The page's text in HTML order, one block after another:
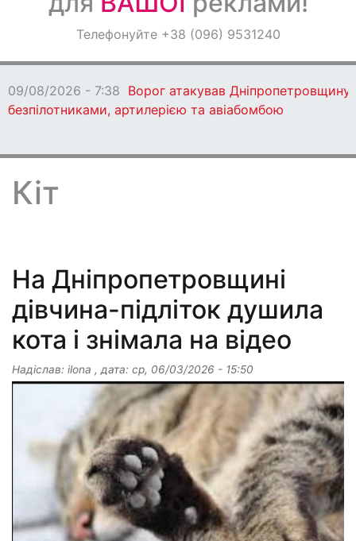
ОголошенняТелефонуйте +38 (096) 9531240
09/08/2026 - 7:38 Ворог атакував Дніпропетровщину
безпілотниками, артилерією та авіабомбою
Кіт
На Дніпропетровщині
дівчина-підліток душила
кота і знімала на відео
Надіслав: ilona , дата: ср, 06/03/2026 - 15:50